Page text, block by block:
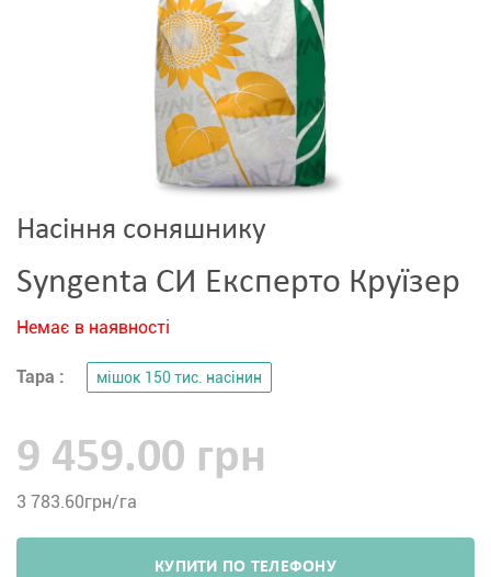
Насіння соняшнику
Syngenta СИ Експерто Круїзер
Немає в наявності
Тара : мішок 150 тис. насінин
9 459.00 грн
3 783.60грн/га
КУПИТИ ПО ТЕЛЕФОНУ